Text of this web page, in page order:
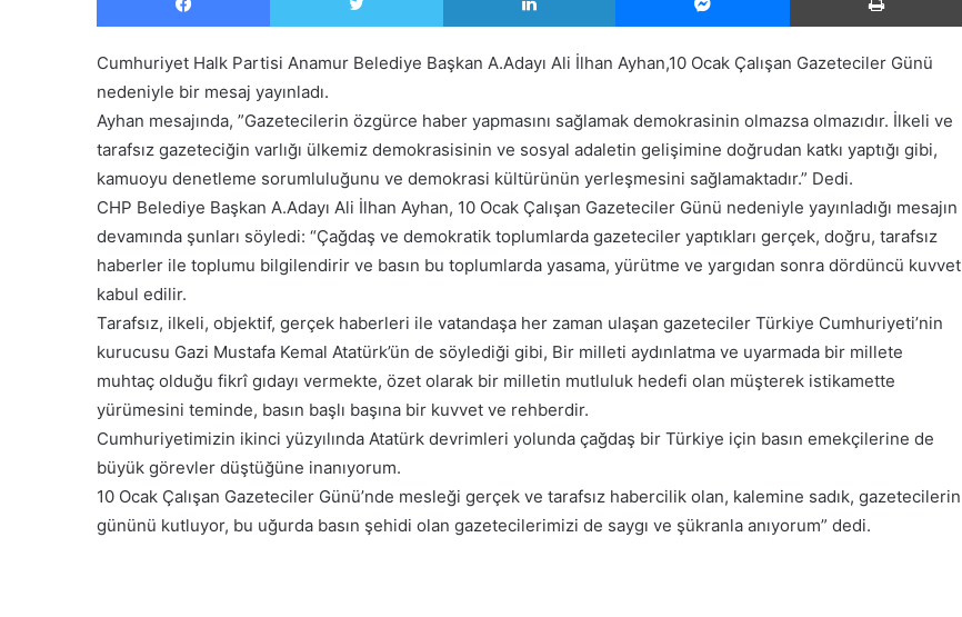
Cumhuriyet Halk Partisi Anamur Belediye Başkan A.Adayı Ali İlhan Ayhan,10 Ocak Çalışan Gazeteciler Günü
nedeniyle bir mesaj yayınladı.
Ayhan mesajında, ”Gazetecilerin özgürce haber yapmasını sağlamak demokrasinin olmazsa olmazıdır. İlkeli ve
tarafsız gazeteciğin varlığı ülkemiz demokrasisinin ve sosyal adaletin gelişimine doğrudan katkı yaptığı gibi,
kamuoyu denetleme sorumluluğunu ve demokrasi kültürünün yerleşmesini sağlamaktadır.” Dedi.
CHP Belediye Başkan A.Adayı Ali İlhan Ayhan, 10 Ocak Çalışan Gazeteciler Günü nedeniyle yayınladığı mesajın
devamında şunları söyledi: “Çağdaş ve demokratik toplumlarda gazeteciler yaptıkları gerçek, doğru, tarafsız
haberler ile toplumu bilgilendirir ve basın bu toplumlarda yasama, yürütme ve yargıdan sonra dördüncü kuvvet
kabul edilir.
Tarafsız, ilkeli, objektif, gerçek haberleri ile vatandaşa her zaman ulaşan gazeteciler Türkiye Cumhuriyeti’nin
kurucusu Gazi Mustafa Kemal Atatürk’ün de söylediği gibi, Bir milleti aydınlatma ve uyarmada bir millete
muhtaç olduğu fikrî gıdayı vermekte, özet olarak bir milletin mutluluk hedefi olan müşterek istikamette
yürümesini teminde, basın başlı başına bir kuvvet ve rehberdir.
Cumhuriyetimizin ikinci yüzyılında Atatürk devrimleri yolunda çağdaş bir Türkiye için basın emekçilerine de
büyük görevler düştüğüne inanıyorum.
10 Ocak Çalışan Gazeteciler Günü’nde mesleği gerçek ve tarafsız habercilik olan, kalemine sadık, gazetecilerin
gününü kutluyor, bu uğurda basın şehidi olan gazetecilerimizi de saygı ve şükranla anıyorum” dedi.